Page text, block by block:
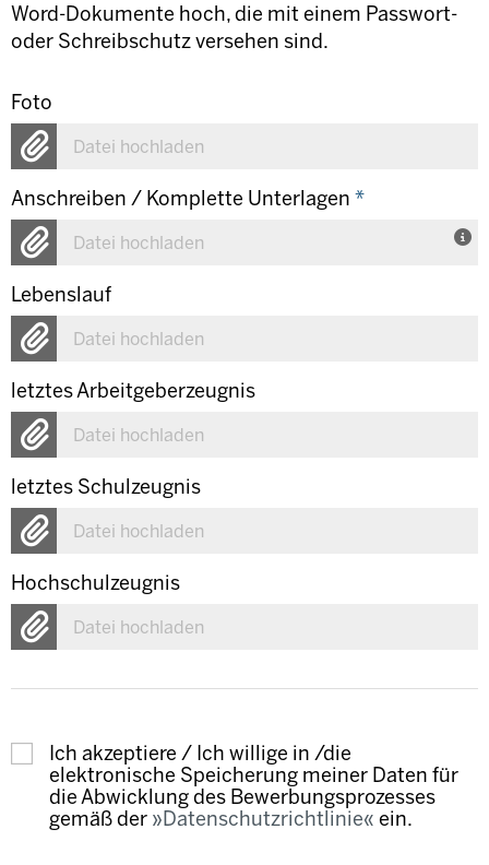
Word-Dokumente hoch, die mit einem Passwort-
oder Schreibschutz versehen sind.
Foto
Datei hochladen
Anschreiben / Komplette Unterlagen *
Datei hochladen
Lebenslauf
Datei hochladen
letztes Arbeitgeberzeugnis
Datei hochladen
letztes Schulzeugnis
Datei hochladen
Hochschulzeugnis
Datei hochladen
Ich akzeptiere / Ich willige in /die
elektronische Speicherung meiner Daten für
die Abwicklung des Bewerbungsprozesses
gemäß der
Datenschutzrichtlinie ein.